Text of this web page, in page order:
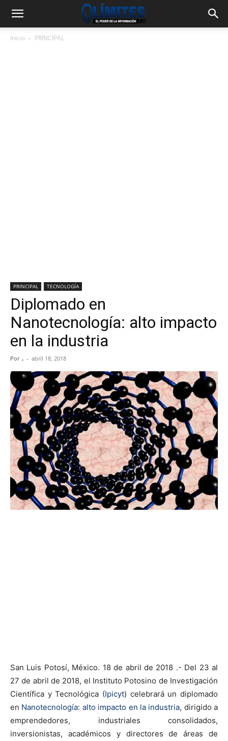
Inicio PRINCIPAL
PRINCIPAL TECNOLOGÍA
Diplomado en
Nanotecnología: alto impacto
en la industria
Por . - abril 18, 2018
San Luis Potosí, México. 18 de abril de 2018 .- Del 23 al
27 de abril de 2018, el Instituto Potosino de Investigación
Científica y Tecnológica (Ipicyt) celebrará un diplomado
en Nanotecnología: alto impacto en la industria, dirigido a
emprendedores, industriales consolidados,
inversionistas, académicos y directores de áreas de